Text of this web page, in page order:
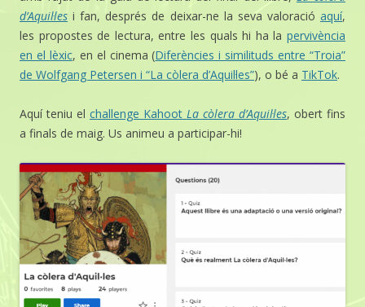
d’Aquil·les i fan, després de deixar-ne la seva valoració aquí,
les propostes de lectura, entre les quals hi ha la pervivència
en el lèxic, en el cinema (Diferències i similituds entre “Troia”
de Wolfgang Petersen i “La còlera d’Aquil·les”), o bé a TikTok.
Aquí teniu el challenge Kahoot La còlera d’Aquil·les, obert fins
a finals de maig. Us animeu a participar-hi!